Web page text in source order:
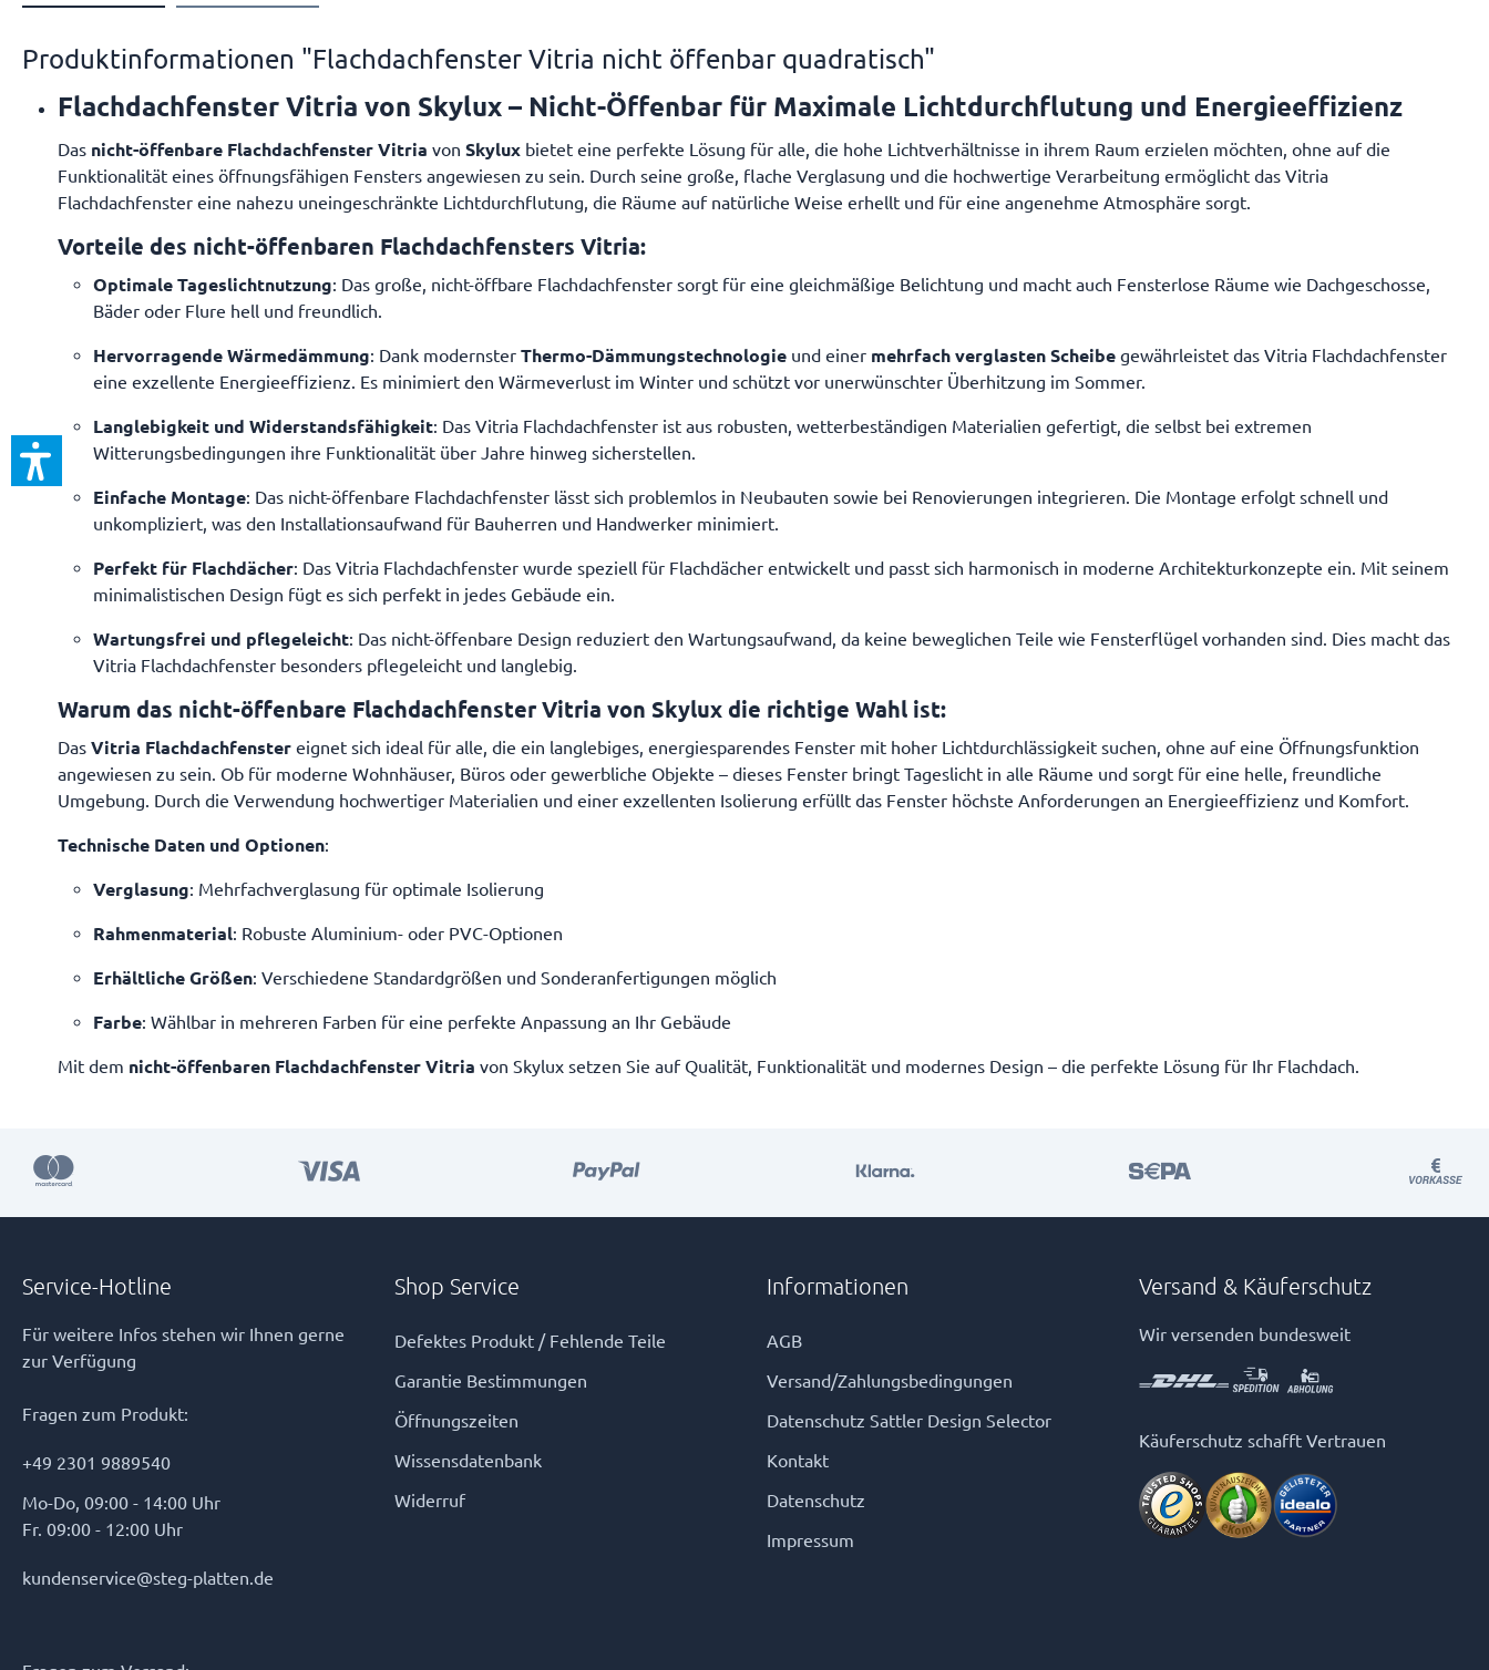
Produktinformationen "Flachdachfenster Vitria nicht öffenbar quadratisch"
Flachdachfenster Vitria von Skylux – Nicht-Öffenbar für Maximale Lichtdurchflutung und Energieeffizienz
Das nicht-öffenbare Flachdachfenster Vitria von Skylux bietet eine perfekte Lösung für alle, die hohe Lichtverhältnisse in ihrem Raum erzielen möchten, ohne auf die
Funktionalität eines öffnungsfähigen Fensters angewiesen zu sein. Durch seine große, flache Verglasung und die hochwertige Verarbeitung ermöglicht das Vitria
Flachdachfenster eine nahezu uneingeschränkte Lichtdurchflutung, die Räume auf natürliche Weise erhellt und für eine angenehme Atmosphäre sorgt.
Vorteile des nicht-öffenbaren Flachdachfensters Vitria:
Optimale Tageslichtnutzung: Das große, nicht-öffbare Flachdachfenster sorgt für eine gleichmäßige Belichtung und macht auch Fensterlose Räume wie Dachgeschosse,
Bäder oder Flure hell und freundlich.
Hervorragende Wärmedämmung: Dank modernster Thermo-Dämmungstechnologie und einer mehrfach verglasten Scheibe gewährleistet das Vitria Flachdachfenster
eine exzellente Energieeffizienz. Es minimiert den Wärmeverlust im Winter und schützt vor unerwünschter Überhitzung im Sommer.
Langlebigkeit und Widerstandsfähigkeit: Das Vitria Flachdachfenster ist aus robusten, wetterbeständigen Materialien gefertigt, die selbst bei extremen
Witterungsbedingungen ihre Funktionalität über Jahre hinweg sicherstellen.
Einfache Montage: Das nicht-öffenbare Flachdachfenster lässt sich problemlos in Neubauten sowie bei Renovierungen integrieren. Die Montage erfolgt schnell und
unkompliziert, was den Installationsaufwand für Bauherren und Handwerker minimiert.
Perfekt für Flachdächer: Das Vitria Flachdachfenster wurde speziell für Flachdächer entwickelt und passt sich harmonisch in moderne Architekturkonzepte ein. Mit seinem
minimalistischen Design fügt es sich perfekt in jedes Gebäude ein.
Wartungsfrei und pflegeleicht: Das nicht-öffenbare Design reduziert den Wartungsaufwand, da keine beweglichen Teile wie Fensterflügel vorhanden sind. Dies macht das
Vitria Flachdachfenster besonders pflegeleicht und langlebig.
Warum das nicht-öffenbare Flachdachfenster Vitria von Skylux die richtige Wahl ist:
Das Vitria Flachdachfenster eignet sich ideal für alle, die ein langlebiges, energiesparendes Fenster mit hoher Lichtdurchlässigkeit suchen, ohne auf eine Öffnungsfunktion
angewiesen zu sein. Ob für moderne Wohnhäuser, Büros oder gewerbliche Objekte – dieses Fenster bringt Tageslicht in alle Räume und sorgt für eine helle, freundliche
Umgebung. Durch die Verwendung hochwertiger Materialien und einer exzellenten Isolierung erfüllt das Fenster höchste Anforderungen an Energieeffizienz und Komfort.
Technische Daten und Optionen:
Verglasung: Mehrfachverglasung für optimale Isolierung
Rahmenmaterial: Robuste Aluminium- oder PVC-Optionen
Erhältliche Größen: Verschiedene Standardgrößen und Sonderanfertigungen möglich
Farbe: Wählbar in mehreren Farben für eine perfekte Anpassung an Ihr Gebäude
Mit dem nicht-öffenbaren Flachdachfenster Vitria von Skylux setzen Sie auf Qualität, Funktionalität und modernes Design – die perfekte Lösung für Ihr Flachdach.
Service-Hotline
Für weitere Infos stehen wir Ihnen gerne
zur Verfügung
Fragen zum Produkt:
+49 2301 9889540
Mo-Do, 09:00 - 14:00 Uhr
Fr. 09:00 - 12:00 Uhr
kundenservice@steg-platten.de
Shop Service
Defektes Produkt / Fehlende Teile
Garantie Bestimmungen
Öffnungszeiten
Wissensdatenbank
Widerruf
Informationen
AGB
Versand/Zahlungsbedingungen
Datenschutz Sattler Design Selector
Kontakt
Datenschutz
Impressum
Versand & Käuferschutz
Wir versenden bundesweit
Käuferschutz schafft Vertrauen